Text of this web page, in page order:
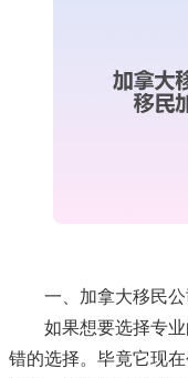
一、加拿大移民公
如果想要选择专业
错的选择。毕竟它现